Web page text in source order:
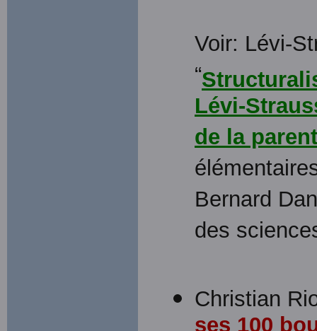
Voir: Lévi-
“
Lévi-
de la
Bernard
des
Christian